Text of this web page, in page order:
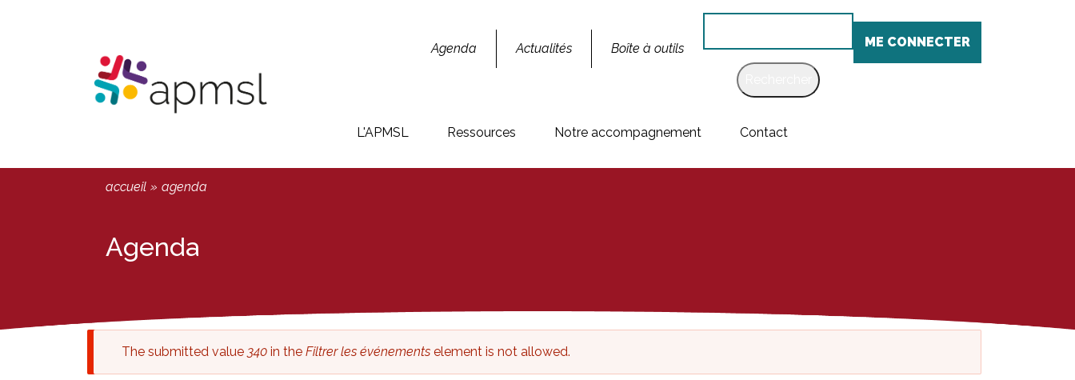
Agenda Actualités Boîte à outils
ME CONNECTER
L'APMSL Ressources Notre accompagnement Contact
You
here
accueil » agenda
Agenda
Message
The submitted value 340 in the Filtrer les événements element is not allowed.